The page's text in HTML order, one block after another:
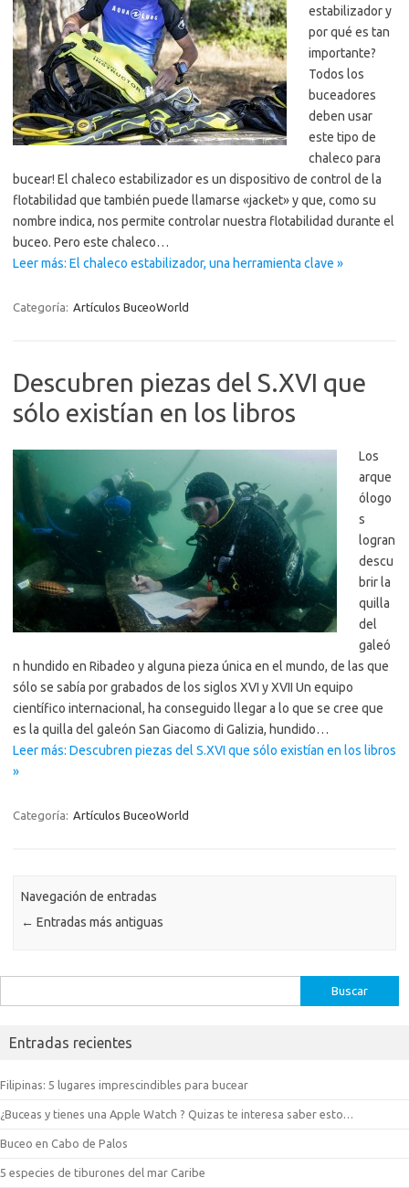
estabilizador y
por qué es tan
importante?
Todos los
buceadores
deben usar
este tipo de
chaleco para
bucear! El chaleco estabilizador es un dispositivo de control de la
flotabilidad que también puede llamarse «jacket» y que, como su
nombre indica, nos permite controlar nuestra flotabilidad durante el
buceo. Pero este chaleco…
Leer más: El chaleco estabilizador, una herramienta clave »
Categoría: Artículos BuceoWorld
Descubren piezas del S.XVI que
sólo existían en los libros
Los
arque
ólogo
s
logran
descu
brir la
quilla
del
galeó
n hundido en Ribadeo y alguna pieza única en el mundo, de las que
sólo se sabía por grabados de los siglos XVI y XVII Un equipo
científico internacional, ha conseguido llegar a lo que se cree que
es la quilla del galeón San Giacomo di Galizia, hundido…
Leer más: Descubren piezas del S.XVI que sólo existían en los libros
»
Categoría: Artículos BuceoWorld
Navegación de entradas
← Entradas más antiguas
Entradas recientes
Filipinas: 5 lugares imprescindibles para bucear
¿Buceas y tienes una Apple Watch ? Quizas te interesa saber esto…
Buceo en Cabo de Palos
5 especies de tiburones del mar Caribe